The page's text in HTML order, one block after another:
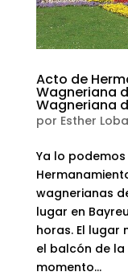
Acto de
Wagneriana
Wagneriana
por Esther
Ya lo
wagnerianas
lugar en
horas. El lugar
el balcón de la
momento...